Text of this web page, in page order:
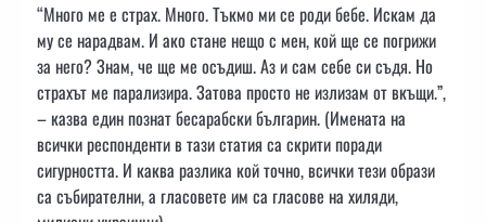
“Много ме е страх. Много. Тъкмо ми се роди бебе. Искам да
му се нарадвам. И ако стане нещо с мен, кой ще се погрижи
за него? Знам, че ще ме осъдиш. Аз и сам себе си съдя. Но
страхът ме парализира. Затова просто не излизам от вкъщи.”,
– казва един познат бесарабски българин. (Имената на
всички респонденти в тази статия са скрити поради
сигурността. И каква разлика кой точно, всички тези образи
са събирателни, а гласовете им са гласове на хиляди,